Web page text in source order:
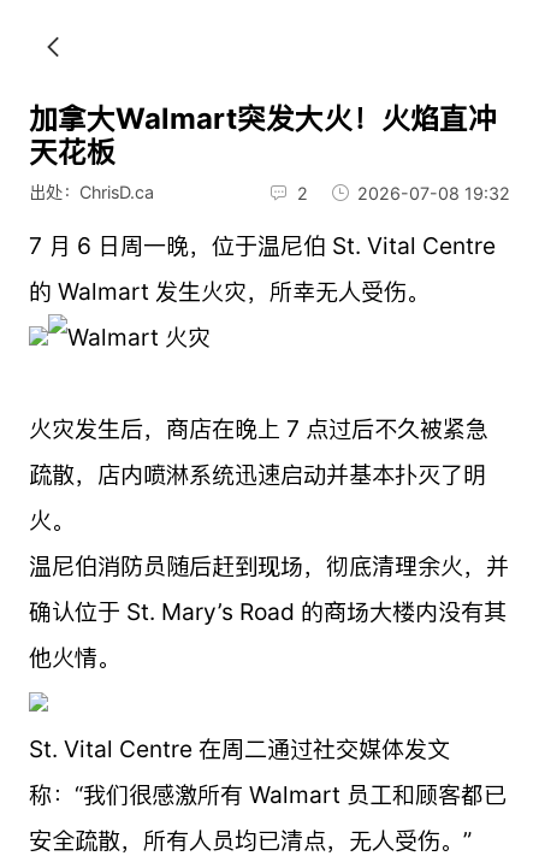
加拿大Walmart突发大火！火焰直冲
天花板
出处：ChrisD.ca 2 2026-07-08 19:32
7 月 6 日周一晚，位于温尼伯 St. Vital Centre
的 Walmart 发生火灾，所幸无人受伤。
火灾发生后，商店在晚上 7 点过后不久被紧急
疏散，店内喷淋系统迅速启动并基本扑灭了明
火。
温尼伯消防员随后赶到现场，彻底清理余火，并
确认位于 St. Mary’s Road 的商场大楼内没有其
他火情。
St. Vital Centre 在周二通过社交媒体发文
称：“我们很感激所有 Walmart 员工和顾客都已
安全疏散，所有人员均已清点，无人受伤。”